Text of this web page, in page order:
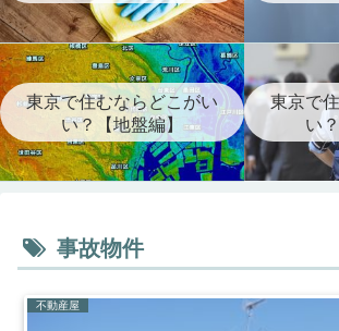
東京で住むならどこがい
い？【地盤編】
東京で
い
事故物件
不動産屋